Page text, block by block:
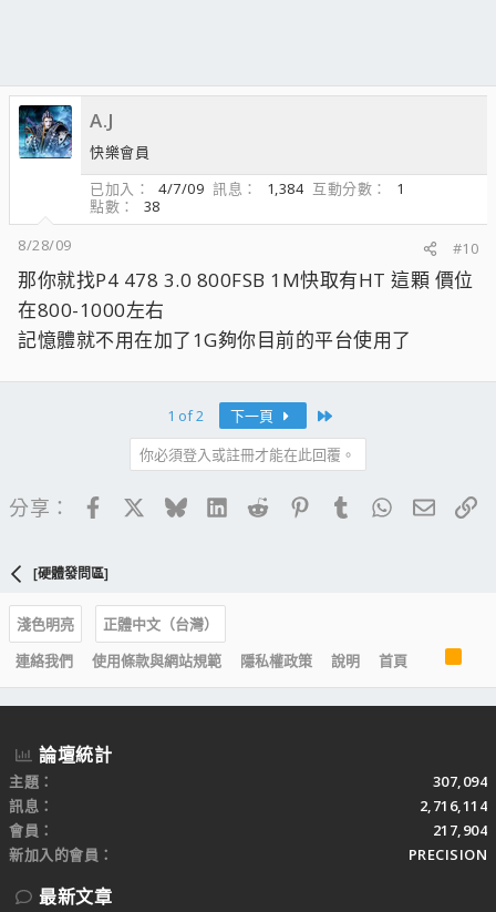
A.J
快樂會員
已加入
4/7/09 訊息 1,384 互動分數
1
點數
38
8/28/09
#10
那你就找P4 478 3.0 800FSB 1M快取有HT 這顆 價位
在800-1000左右
記憶體就不用在加了1G夠你目前的平台使用了
1 of 2 下一頁
你必須登入或註冊才能在此回覆。
分享： FacebookBlueskyLinkedIn
Reddit PinterestTumblrWhatsApp
電子
[硬體發問區]
淺色明亮
正體中文（台灣）
連絡我們
使用條款與網站規範 隱私權政策 說明 首頁
S
論壇統計
主題
307,094
訊息
2,716,114
會員
217,904
新加入的會員
PRECISION
最新文章